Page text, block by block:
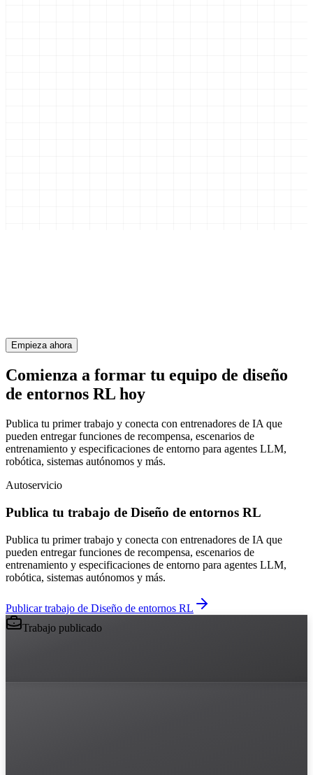
Empieza ahora
Comienza a formar tu equipo de diseño
de entornos RL hoy
Publica tu primer trabajo y conecta con entrenadores de IA que
pueden entregar funciones de recompensa, escenarios de
entrenamiento y especificaciones de entorno para agentes LLM,
robótica, sistemas autónomos y más.
Autoservicio
Publica tu trabajo de Diseño de entornos RL
Publica tu primer trabajo y conecta con entrenadores de IA que
pueden entregar funciones de recompensa, escenarios de
entrenamiento y especificaciones de entorno para agentes LLM,
robótica, sistemas autónomos y más.
Publicar trabajo de Diseño de entornos RL
Trabajo publicado